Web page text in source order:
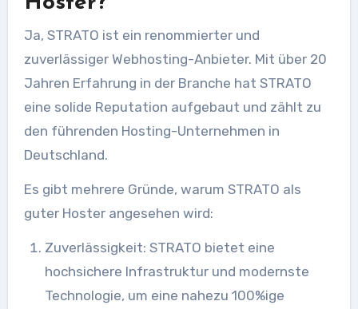
Ja, STRATO ist ein renommierter und
zuverlässiger Webhosting-Anbieter. Mit über 20
Jahren Erfahrung in der Branche hat STRATO
eine solide Reputation aufgebaut und zählt zu
den führenden Hosting-Unternehmen in
Deutschland.
Es gibt mehrere Gründe, warum STRATO als
guter Hoster angesehen wird:
Zuverlässigkeit: STRATO bietet eine
hochsichere Infrastruktur und modernste
Technologie, um eine nahezu 100%ige